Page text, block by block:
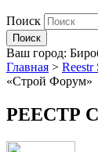
Поиск
Ваш город:
Главная > Reestr
«Строй Форум»
РЕЕСТР